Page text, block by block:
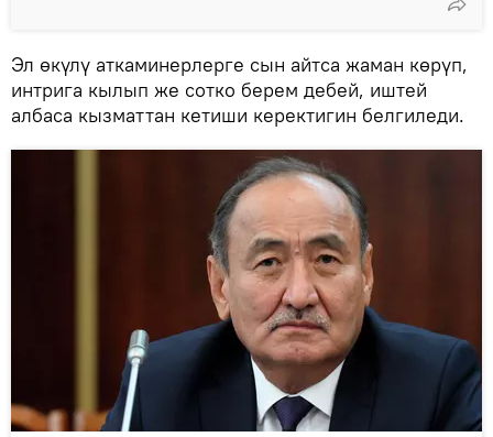
Эл өкүлү аткаминерлерге сын айтса жаман көрүп,
интрига кылып же сотко берем дебей, иштей
албаса кызматтан кетиши керектигин белгиледи.